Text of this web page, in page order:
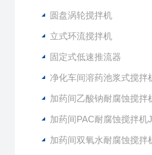
圆盘涡轮搅拌机
立式环流搅拌机
固定式低速推流器
净化车间溶药池浆式搅拌
加药间乙酸钠耐腐蚀搅拌机
加药间PAC耐腐蚀搅拌机
加药间双氧水耐腐蚀搅拌机